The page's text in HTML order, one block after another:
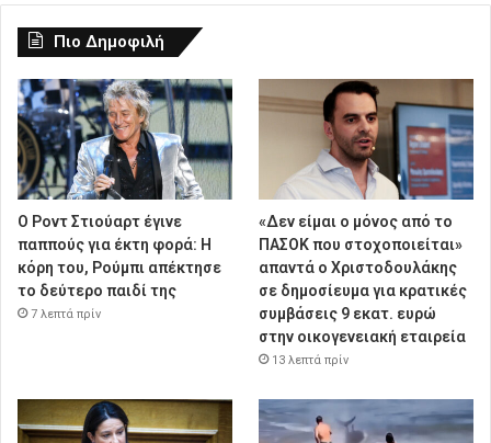
Πιο Δημοφιλή
Ο Ροντ Στιούαρτ έγινε
παππούς για έκτη φορά: Η
κόρη του, Ρούμπι απέκτησε
το δεύτερο παιδί της
7 λεπτά πρίν
«Δεν είμαι ο μόνος από το
ΠΑΣΟΚ που στοχοποιείται»
απαντά ο Χριστοδουλάκης
σε δημοσίευμα για κρατικές
συμβάσεις 9 εκατ. ευρώ
στην οικογενειακή εταιρεία
13 λεπτά πρίν